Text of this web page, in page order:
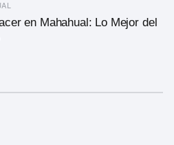
en Mahahual: Lo Mejor del